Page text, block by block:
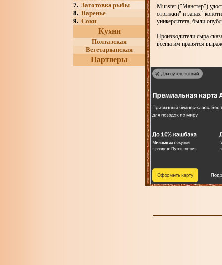
7. Заготовка рыбы
8. Варенье
9. Соки
Кухни
Полтавская
Вегетарианская
Партнеры
Munster ("Манстер")
отрыжки" и запах "копоти
университета, были
Производители сыра
всегда им нравятся